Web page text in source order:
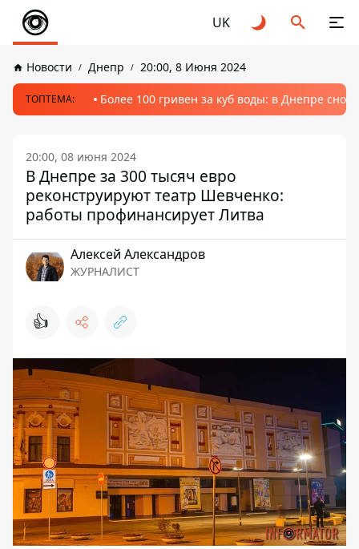
UK
Новости Днепр 20:00, 8 Июня 2024
ТОПТЕМА: Более 100 гривен за куб воды: в Днепре
20:00, 08 июня 2024
В Днепре за 300 тысяч евро
реконструируют театр Шевченко:
работы профинансирует Литва
Алексей Александров
ЖУРНАЛИСТ
👍